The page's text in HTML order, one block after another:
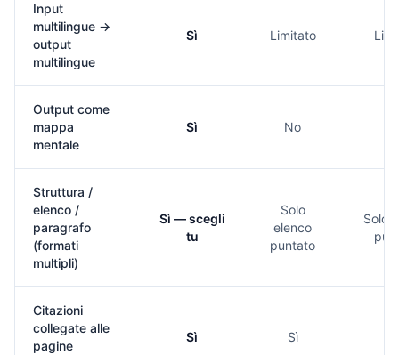
Input
multilingue →
output
multilingue
Sì Limitato
Output come
mappa
mentale
Sì No
Struttura /
elenco /
paragrafo
(formati
multipli)
Sì — scegli
tu
Solo
elenco
puntato
Solo
Citazioni
collegate alle
pagine
Sì Sì